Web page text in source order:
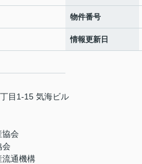
物件番号
情報更新日
目1-15 気海ビル
協会
会
流通機構